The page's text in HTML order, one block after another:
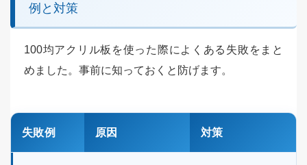
例と対策
100均アクリル板を使った際によくある失敗をまと
めました。事前に知っておくと防げます。
失敗例 原因 対策